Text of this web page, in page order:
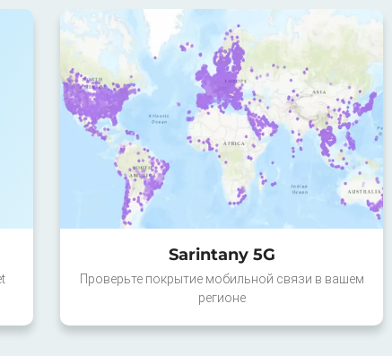
Sarintany 5G
Проверьте покрытие мобильной связи в вашем
регионе